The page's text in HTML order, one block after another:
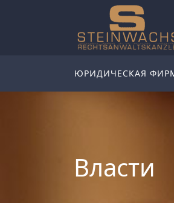
ЮРИДИЧЕСКАЯ
Власти